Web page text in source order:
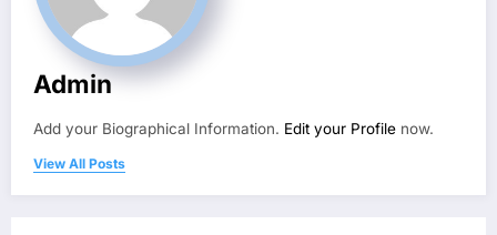
Admin
Add your Biographical Information. Edit your Profile now.
View All Posts